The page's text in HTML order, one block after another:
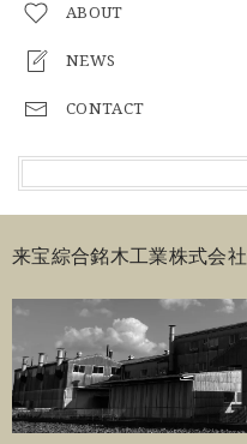
ABOUT
NEWS
CONTACT
来宝綜合銘木工業株式会社